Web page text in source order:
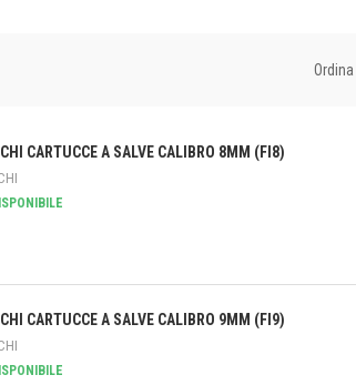
CARTUCCE A SALVE CALIBRO 8MM (FI8)
CARTUCCE A SALVE CALIBRO 9MM (FI9)